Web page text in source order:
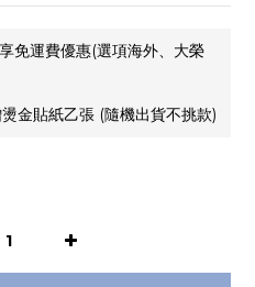
免運費優惠(選項海外、大榮
金貼紙乙張 (隨機出貨不挑款)